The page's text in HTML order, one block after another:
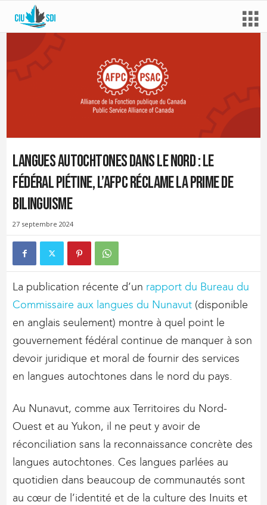
Langues autochtones dans le Nord : le
fédéral piétine, l’AFPC réclame la prime de
bilinguisme
27 septembre 2024
La publication récente d’un rapport du Bureau du
Commissaire aux langues du Nunavut (disponible
en anglais seulement) montre à quel point le
gouvernement fédéral continue de manquer à son
devoir juridique et moral de fournir des services
en langues autochtones dans le nord du pays.
Au Nunavut, comme aux Territoires du Nord-
Ouest et au Yukon, il ne peut y avoir de
réconciliation sans la reconnaissance concrète des
langues autochtones. Ces langues parlées au
quotidien dans beaucoup de communautés sont
au cœur de l’identité et de la culture des Inuits et